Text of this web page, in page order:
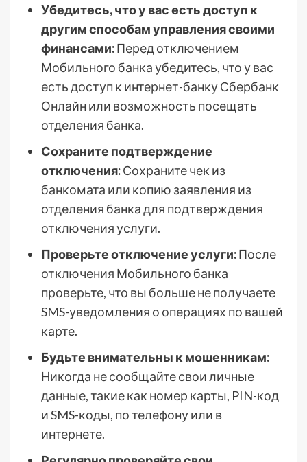
Убедитесь, что у вас есть доступ к
другим способам управления своими
финансами:Перед отключением
Мобильного банка убедитесь, что у вас
есть доступ к интернет-банку Сбербанк
Онлайн или возможность посещать
отделения банка.
Сохраните подтверждение
отключения:Сохраните чек из
банкомата или копию заявления из
отделения банка для подтверждения
отключения услуги.
Проверьте отключение услуги:После
отключения Мобильного банка
проверьте, что вы больше не получаете
SMS-уведомления о операциях по вашей
карте.
Будьте внимательны к мошенникам:
Никогда не сообщайте свои личные
данные, такие как номер карты, PIN-код
и SMS-коды, по телефону или в
интернете.